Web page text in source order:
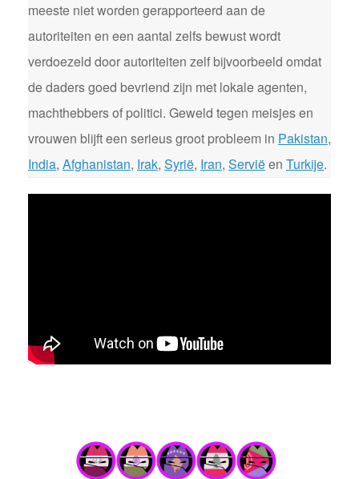
meeste niet worden gerapporteerd aan de
autoriteiten en een aantal zelfs bewust wordt
verdoezeld door autoriteiten zelf bijvoorbeeld omdat
de daders goed bevriend zijn met lokale agenten,
machthebbers of politici. Geweld tegen meisjes en
vrouwen blijft een serieus groot probleem in Pakistan,
India, Afghanistan, Irak, Syrië, Iran, Serviëen Turkije.